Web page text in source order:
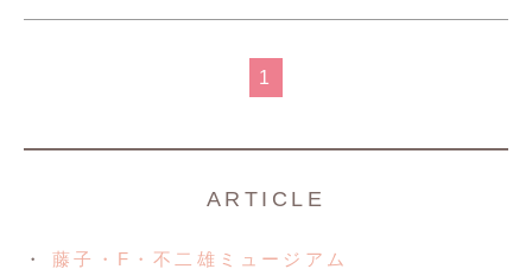
1
ARTICLE
藤子・F・不二雄ミュージアム